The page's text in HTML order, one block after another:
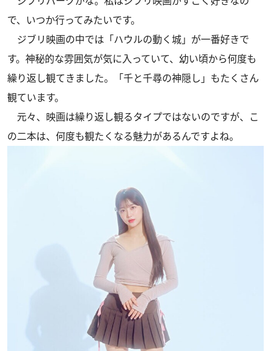
で、いつか行ってみたいです。
ジブリ映画の中では「ハウルの動く城」が一番好きで
す。神秘的な雰囲気が気に入っていて、幼い頃から何度も
繰り返し観てきました。「千と千尋の神隠し」もたくさん
観ています。
元々、映画は繰り返し観るタイプではないのですが、こ
の二本は、何度も観たくなる魅力があるんですよね。